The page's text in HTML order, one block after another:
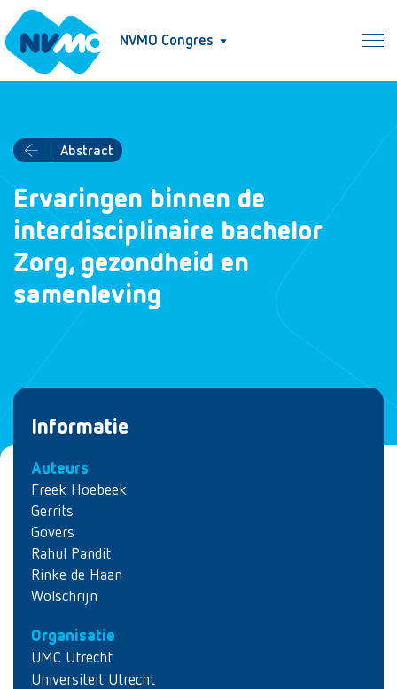
NVMO Congres
Abstract
Ervaringen binnen de
interdisciplinaire bachelor
Zorg, gezondheid en
samenleving
Informatie
Auteurs
Freek Hoebeek
Gerrits
Govers
Rahul Pandit
Rinke de Haan
Wolschrijn
Organisatie
UMC Utrecht
Universiteit Utrecht